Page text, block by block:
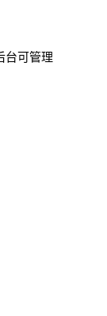
台可管理